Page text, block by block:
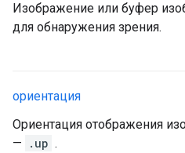
Изображение или буфер
для обнаружения зрения.
ориентация
Ориентация отображения
—
.up .